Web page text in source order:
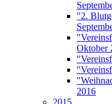
"2.
Oktober
2016
2015